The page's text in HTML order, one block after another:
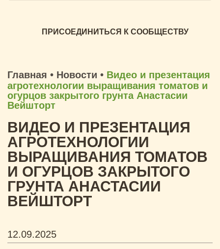
ПРИСОЕДИНИТЬСЯ К СООБЩЕСТВУ
Главная • Новости • Видео и презентация
агротехнологии выращивания томатов и
огурцов закрытого грунта Анастасии
Вейшторт
ВИДЕО И ПРЕЗЕНТАЦИЯ
АГРОТЕХНОЛОГИИ
ВЫРАЩИВАНИЯ ТОМАТОВ
И ОГУРЦОВ ЗАКРЫТОГО
ГРУНТА АНАСТАСИИ
ВЕЙШТОРТ
12.09.2025